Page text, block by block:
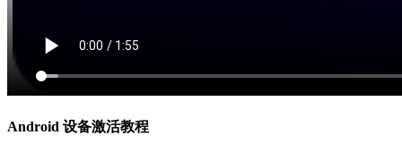
Android 设备激活教程